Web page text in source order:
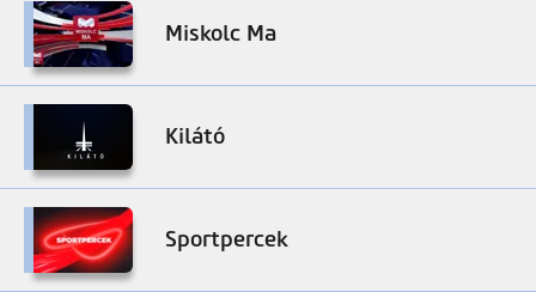
Miskolc Ma
Kilátó
Sportpercek